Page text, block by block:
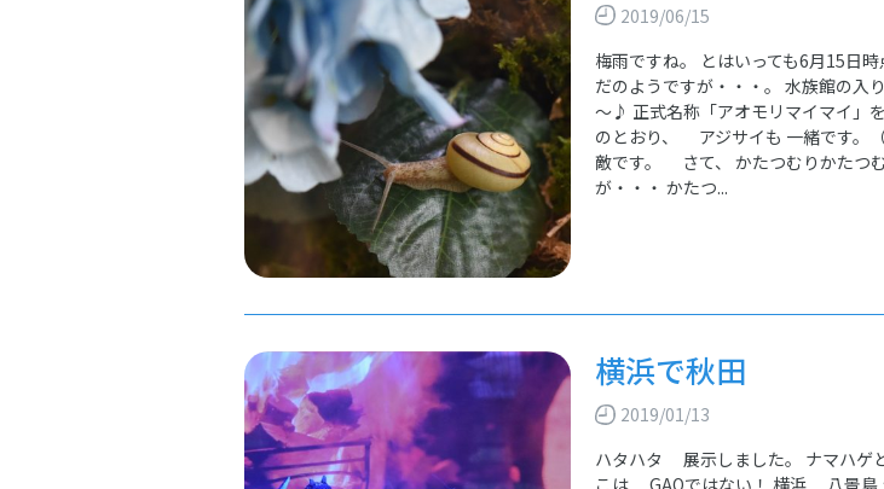
2019/06/15
梅雨ですね。 とはいっても6月15日
だのようですが・・・。 水族館の
～♪ 正式名称「アオモリマイマイ」
のとおり、 アジサイも 一緒です。
敵です。 さて、 かたつむりかたつ
が・・・ かたつ...
横浜で秋田
2019/01/13
ハタハタ 展示しました。 ナマハゲ